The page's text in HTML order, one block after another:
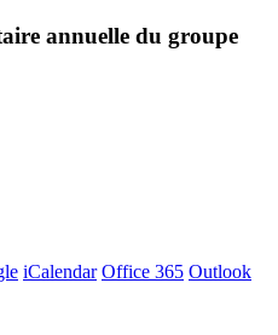
annuelle du groupe
iCalendar Office 365 Outlook